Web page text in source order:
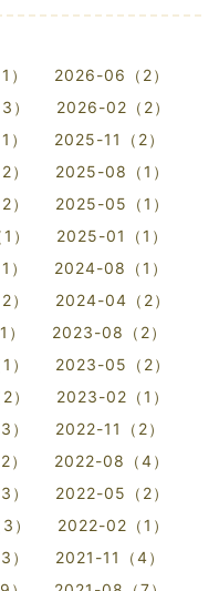
2026-06（2）
）
2026-02（2）
2025-11（2）
2025-08（1）
2025-05（1）
）
2025-01（1）
2024-08（1）
2024-04（2）
2023-08（2）
2023-05（2）
）
2023-02（1）
2022-11（2）
2022-08（4）
2022-05（2）
）
2022-02（1）
2021-11（4）